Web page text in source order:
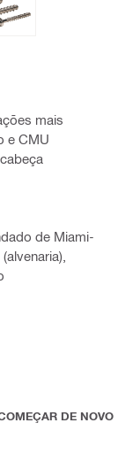
mais
e CMU
de Miami-
DE NOVO